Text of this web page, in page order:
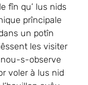
fîn qu’ lus nids
prîncipale
un potîn
les visiter
s-observe
voler à lus nid